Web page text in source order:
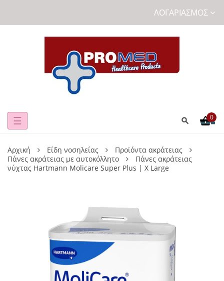
ΛΟΓΑΡΙΑΣΜΌΣ
Toggle
☰ 0
Αρχική Είδη νοσηλείας
Προϊόντα ακράτειας
Πάνες ακράτειας με αυτοκόλλητο
Πάνες ακράτειας
νύχτας Hartmann Molicare Super Plus | X Large